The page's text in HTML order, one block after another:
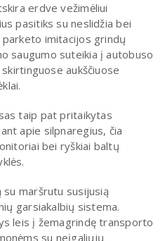
erdve vežimėliui
pasitiks su neslidžia bei
parketo imitacijos grindų
saugumo suteikia į autobuso
aukščiuose
taip pat pritaikytas
apie silpnaregius, čia
bei ryškiai baltų
maršrutu susijusią
garsiakalbių sistema.
leis į žemagrindę transporto
su neįgaliųjų